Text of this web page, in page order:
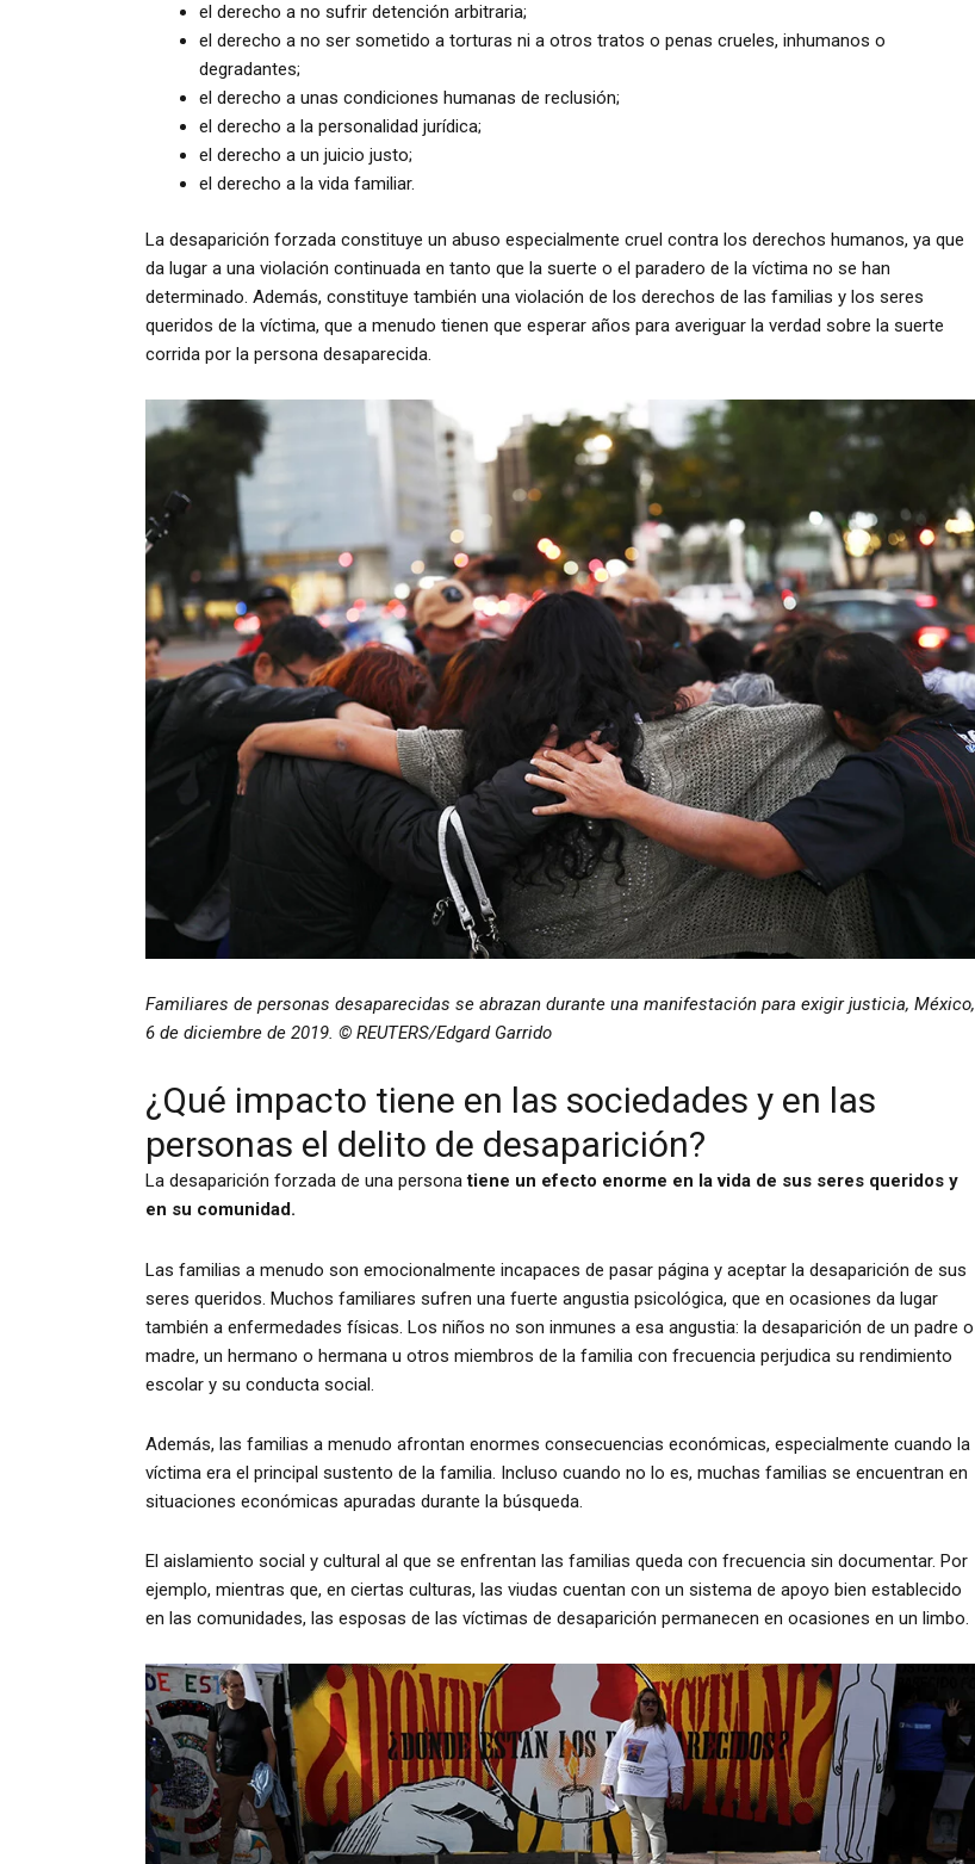
el derecho a no sufrir detención arbitraria;
el derecho a no ser sometido a torturas ni a otros tratos o penas crueles, inhumanos o
degradantes;
el derecho a unas condiciones humanas de reclusión;
el derecho a la personalidad jurídica;
el derecho a un juicio justo;
el derecho a la vida familiar.
La desaparición forzada constituye un abuso especialmente cruel contra los derechos humanos, ya que
da lugar a una violación continuada en tanto que la suerte o el paradero de la víctima no se han
determinado. Además, constituye también una violación de los derechos de las familias y los seres
queridos de la víctima, que a menudo tienen que esperar años para averiguar la verdad sobre la suerte
corrida por la persona desaparecida.
Familiares de personas desaparecidas se abrazan durante una manifestación para exigir justicia, México,
6 de diciembre de 2019. © REUTERS/Edgard Garrido
¿Qué impacto tiene en las sociedades y en las
personas el delito de desaparición?
La desaparición forzada de una personatiene un efecto enorme en la vida de sus seres queridos y
en su comunidad.
Las familias a menudo son emocionalmente incapaces de pasar página y aceptar la desaparición de sus
seres queridos. Muchos familiares sufren una fuerte angustia psicológica, que en ocasiones da lugar
también a enfermedades físicas. Los niños no son inmunes a esa angustia: la desaparición de un padre o
madre, un hermano o hermana u otros miembros de la familia con frecuencia perjudica su rendimiento
escolar y su conducta social.
Además, las familias a menudo afrontan enormes consecuencias económicas, especialmente cuando la
víctima era el principal sustento de la familia. Incluso cuando no lo es, muchas familias se encuentran en
situaciones económicas apuradas durante la búsqueda.
El aislamiento social y cultural al que se enfrentan las familias queda con frecuencia sin documentar. Por
ejemplo, mientras que, en ciertas culturas, las viudas cuentan con un sistema de apoyo bien establecido
en las comunidades, las esposas de las víctimas de desaparición permanecen en ocasiones en un limbo.